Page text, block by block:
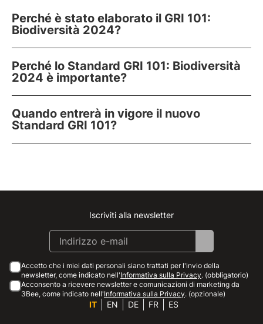
Perché è stato elaborato il GRI 101:
Biodiversità 2024?
Perché lo Standard GRI 101: Biodiversità
2024 è importante?
Quando entrerà in vigore il nuovo
Standard GRI 101?
Instagram
Facebook
Linkedin
Youtube
Iscriviti alla newsletter
Accetto che i miei dati personali siano trattati per l'invio della
newsletter, come indicato nell'Informativa sulla Privacy. (obbligatorio)
Acconsento a ricevere newsletter e comunicazioni di marketing da
3Bee, come indicato nell'Informativa sulla Privacy. (opzionale)
IT EN DE FR ES